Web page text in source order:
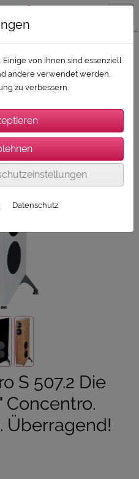
SOUNDBARS
S 507.2 Die
Concentro.
Überragend!
von ihnen sind essenziell
andere verwendet werden,
zu verbessern.
Datenschutz